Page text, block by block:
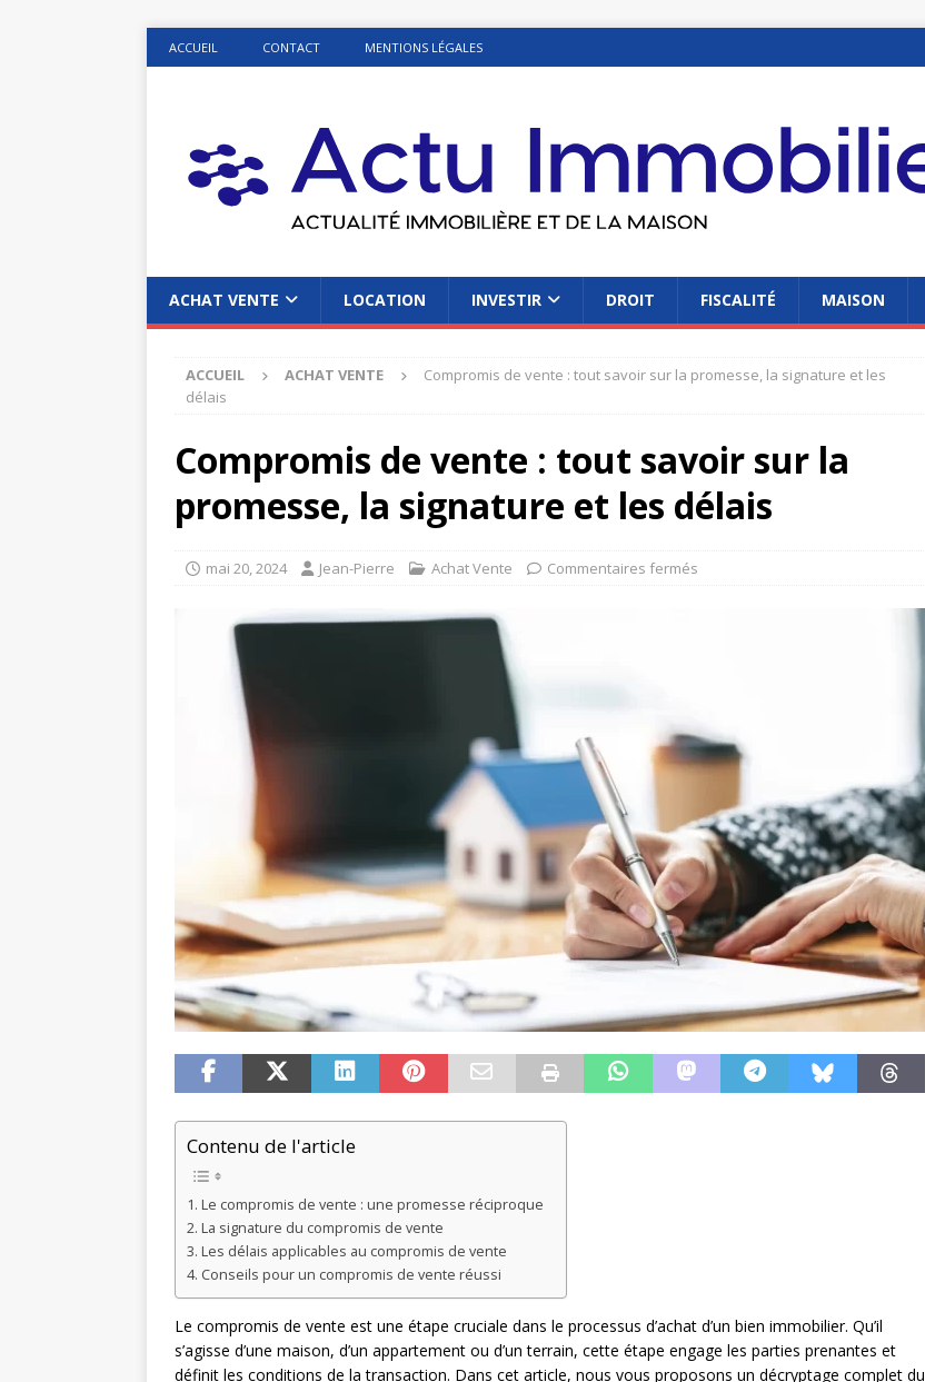
ACCUEIL CONTACT MENTIONS LÉGALES
ACHAT VENTE LOCATION INVESTIR DROIT FISCALITÉ MAISON
ACCUEIL ACHAT VENTE
Compromis de vente : tout savoir sur la promesse, la signature et les
délais
Compromis de vente : tout savoir sur la
promesse, la signature et les délais
mai 20, 2024 Jean-Pierre Achat Vente Commentaires fermés
Contenu de l'article
Le compromis de vente : une promesse réciproque
La signature du compromis de vente
Les délais applicables au compromis de vente
Conseils pour un compromis de vente réussi
Le compromis de vente est une étape cruciale dans le processus d’achat d’un bien immobilier. Qu’il
s’agisse d’une maison, d’un appartement ou d’un terrain, cette étape engage les parties prenantes et
définit les conditions de la transaction. Dans cet article, nous vous proposons un décryptage complet du